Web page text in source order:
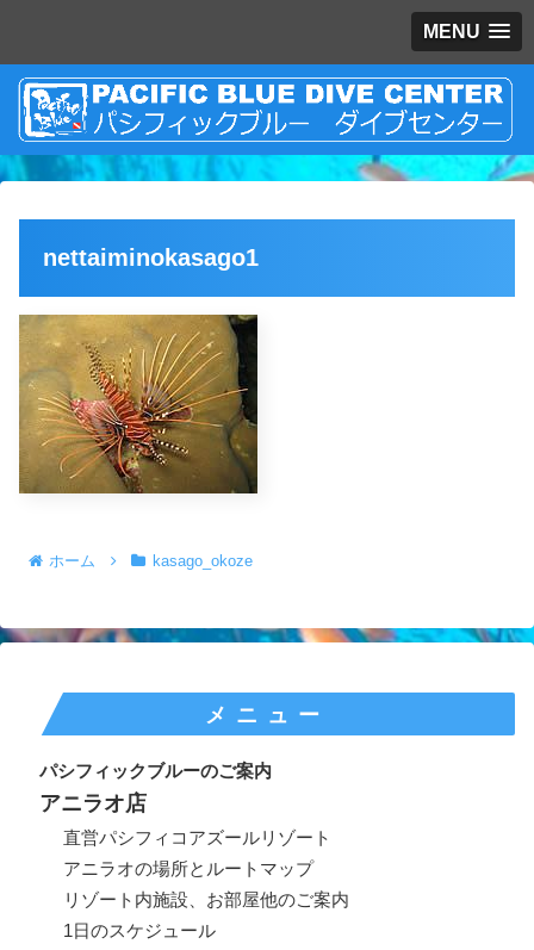
MENU
nettaiminokasago1
ホーム kasago_okoze
メニュー
パシフィックブルーのご案内
アニラオ店
直営パシフィコアズールリゾート
アニラオの場所とルートマップ
リゾート内施設、お部屋他のご案内
1日のスケジュール